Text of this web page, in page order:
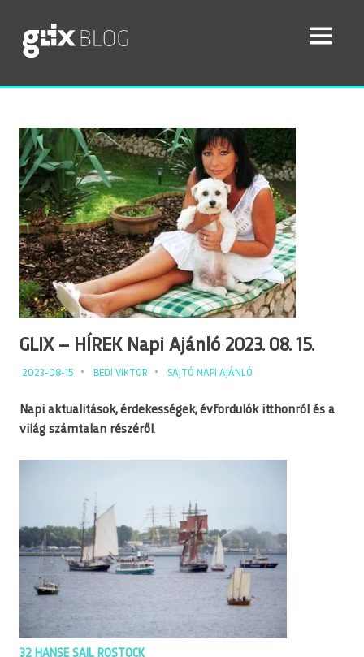
tartalomhoz
GLIX Blog
–
fotós
hírek
és
a
stock
fotók
világa
testközelből
MENU
GLIX – HÍREK Napi Ajánló 2023. 08. 15.
2023-08-15 BEDI VIKTOR SAJTÓ NAPI AJÁNLÓ
Napi aktualitások, érdekességek, évfordulók itthonról és a
világ számtalan részéről .
32 HANSE SAIL ROSTOCK